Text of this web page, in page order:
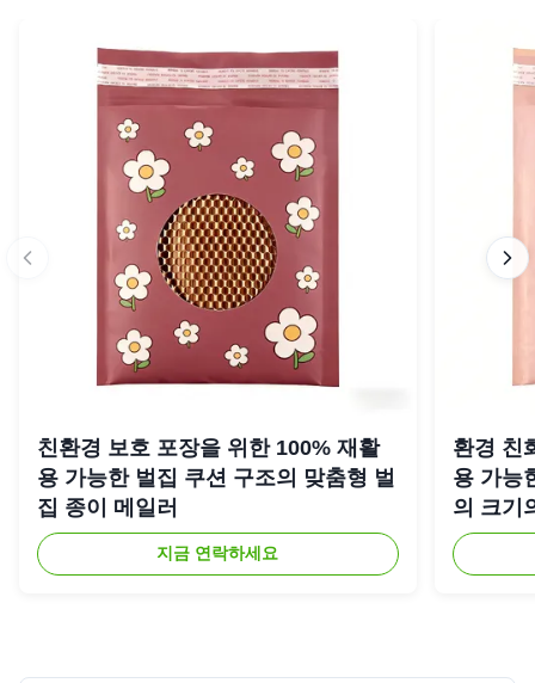
친환경 보호 포장을 위한 100% 재활
용 가능한 벌집 쿠션 구조의 맞춤형 벌
집 종이 메일러
지금 연락하세요
환경 친
용 가능
의 크기